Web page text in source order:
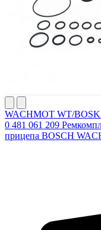
WACHMOT WT/
0 481 061 209
прицепа BOSCH